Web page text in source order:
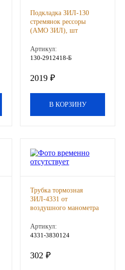
Подкладка ЗИЛ-130
стремянок рессоры
(АМО ЗИЛ), шт
Артикул:
130-2912418-Б
2019 ₽
В КОРЗИНУ
Трубка тормозная
ЗИЛ-4331 от
воздушного манометра
Артикул:
4331-3830124
302 ₽